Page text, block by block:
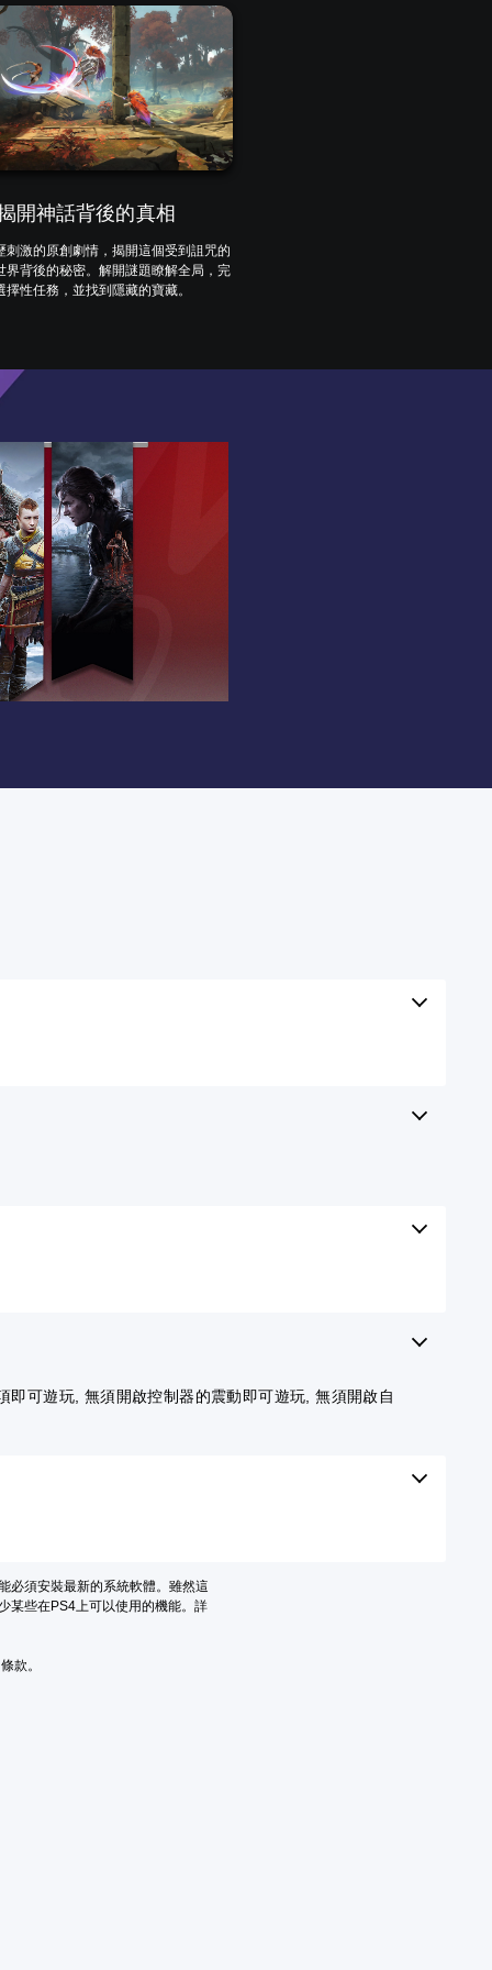
開神話背後的真相
刺激的原創劇情，揭開這個受到詛咒的
界背後的秘密。解開謎題瞭解全局，完
擇性任務，並找到隱藏的寶藏。
可遊玩, 無須開啟控制器的震動即可遊玩, 無須開啟自
必須安裝最新的系統軟體。雖然這
某些在PS4上可以使用的機能。詳
款。